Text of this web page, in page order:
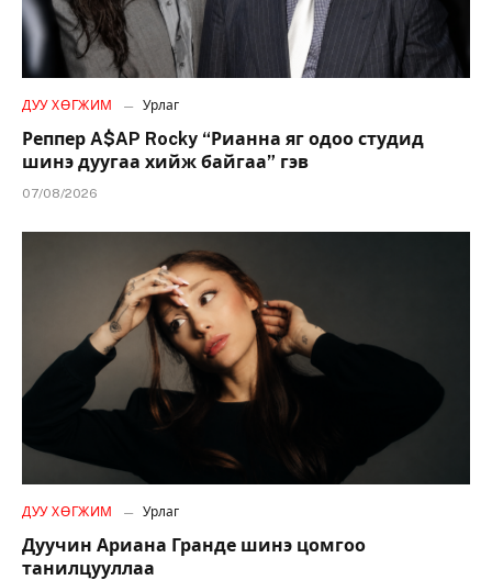
ДУУ ХӨГЖИМ Урлаг
Реппер A$AP Rocky “Рианна яг одоо студид
шинэ дуугаа хийж байгаа” гэв
07/08/2026
ДУУ ХӨГЖИМ Урлаг
Дуучин Ариана Гранде шинэ цомгоо
танилцууллаа